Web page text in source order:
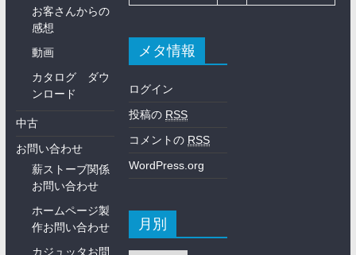
お客さんからの
感想
動画
カタログ ダウ
ンロード
中古
お問い合わせ
薪ストーブ関係
お問い合わせ
ホームページ製
作お問い合わせ
カジュッタお問
メタ情報
ログイン
投稿の RSS
コメントの RSS
WordPress.org
月別